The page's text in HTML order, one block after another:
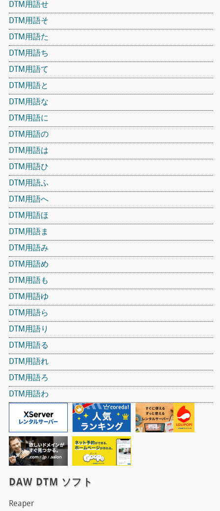
DTM用語せ
DTM用語そ
DTM用語た
DTM用語ち
DTM用語て
DTM用語と
DTM用語な
DTM用語に
DTM用語の
DTM用語は
DTM用語ひ
DTM用語ふ
DTM用語へ
DTM用語ほ
DTM用語ま
DTM用語み
DTM用語め
DTM用語も
DTM用語ゆ
DTM用語ら
DTM用語り
DTM用語る
DTM用語れ
DTM用語ろ
DTM用語わ
DAW DTM ソフト
Reaper